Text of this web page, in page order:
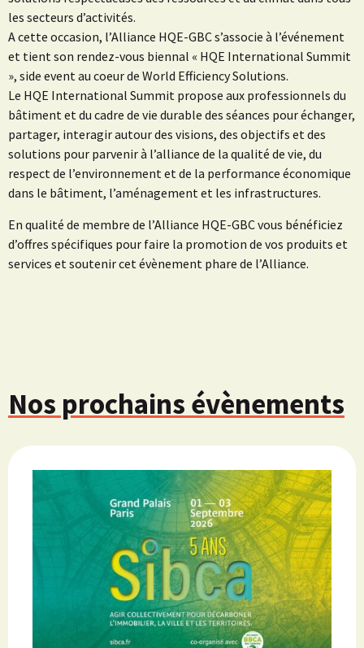
les secteurs d’activités.
A cette occasion, l’Alliance HQE-GBC s’associe à l’événement
et tient son rendez-vous biennal « HQE International Summit
», side event au coeur de World Efficiency Solutions.
Le HQE International Summit propose aux professionnels du
bâtiment et du cadre de vie durable des séances pour échanger,
partager, interagir autour des visions, des objectifs et des
solutions pour parvenir à l’alliance de la qualité de vie, du
respect de l’environnement et de la performance économique
dans le bâtiment, l’aménagement et les infrastructures.
En qualité de membre de l’Alliance HQE-GBC vous bénéficiez
d’offres spécifiques pour faire la promotion de vos produits et
services et soutenir cet évènement phare de l’Alliance.
Nos prochains évènements